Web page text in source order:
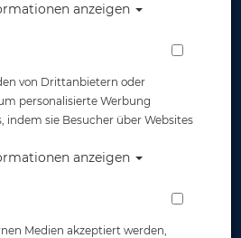
anzeigen
von Drittanbietern oder
personalisierte Werbung
indem sie Besucher über Websites
anzeigen
Medien akzeptiert werden,